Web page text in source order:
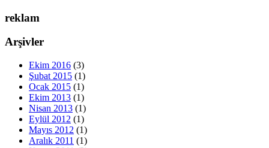
reklam
Arşivler
Ekim 2016 (3)
Şubat 2015 (1)
Ocak 2015 (1)
Ekim 2013 (1)
Nisan 2013 (1)
Eylül 2012 (1)
Mayıs 2012 (1)
Aralık 2011 (1)